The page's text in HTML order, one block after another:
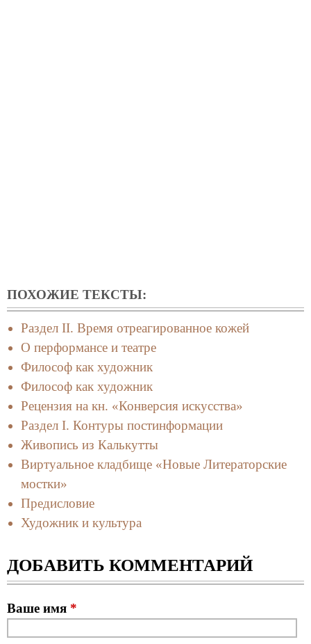
ПОХОЖИЕ ТЕКСТЫ:
Раздел II. Время отреагированное кожей
О перформансе и театре
Философ как художник
Философ как художник
Рецензия на кн. «Конверсия искусства»
Раздел I. Контуры постинформации
Живопись из Калькутты
Виртуальное кладбище «Новые Литераторские
мостки»
Предисловие
Художник и культура
ДОБАВИТЬ КОММЕНТАРИЙ
Ваше имя *